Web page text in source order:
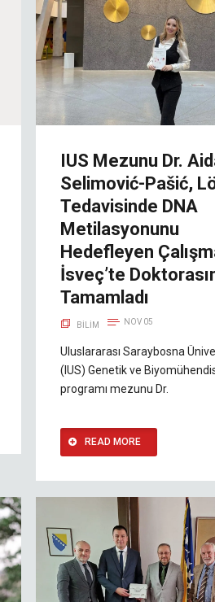
IUS Mezunu Dr.
Selimović-Pašić,
Tedavisinde DNA
Metilasyonunu
Hedefleyen
İsveç’te
Tamamladı
BILIM NOV 05
Uluslararası Saraybosna
(IUS) Genetik ve
programı mezunu Dr.
READ MORE